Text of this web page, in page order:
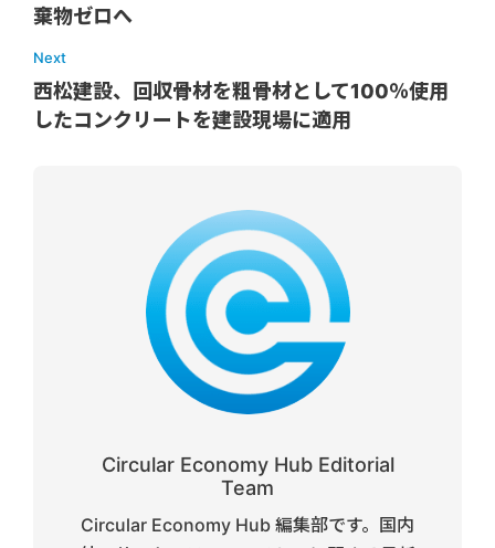
棄物ゼロへ
Next
西松建設、回収骨材を粗骨材として100％使用
したコンクリートを建設現場に適用
Circular Economy Hub Editorial
Team
Circular Economy Hub 編集部です。国内